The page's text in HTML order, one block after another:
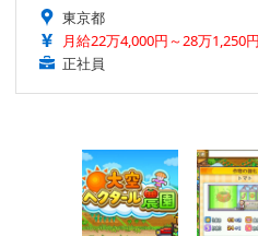
東京都
月給22万4,000円～28万1,250円
正社員